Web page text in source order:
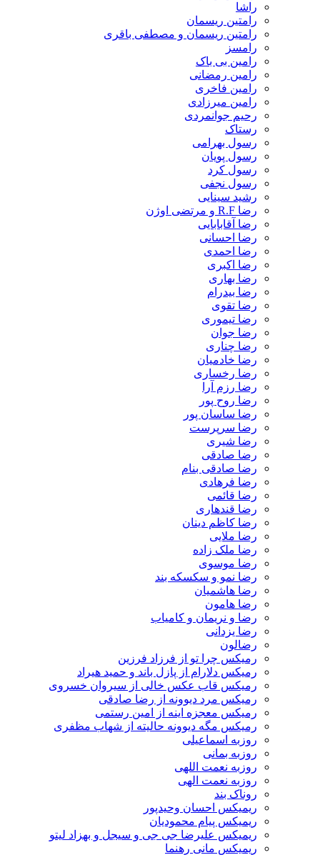
رامتین ریسمان
رامتین ریسمان و مصطفی باقری
رامسز
رامین بی باک
رامین رمضانی
رامین فاخری
رامین میرزادی
رحیم جوانمردی
رستاک
رسول بهرامی
رسول پویان
رسول کرد
رسول نجفی
رشید سینایی
رضا آقابابایی
رضا احسانی
رضا احمدی
رضا اکبری
رضا بهاری
رضا بیدرام
رضا تقوی
رضا تیموری
رضا جوان
رضا چناری
رضا خادمیان
رضا رخساری
رضا رزم آرا
رضا روح پور
رضا ساسان پور
رضا سرپرست
رضا شیری
رضا صادقی
رضا صادقی بنام
رضا فرهادی
رضا قائمی
رضا قندهاری
رضا کاظم دینان
رضا ملایی
رضا ملک زاده
رضا موسوی
رضا نمو و سکسکه بند
رضا هاشمیان
رضا هامون
رضا و نریمان و کامیاب
رضا یزدانی
رضالون
رمیکس چرا تو از فرزاد فرزین
رمیکس دلارام از پازل باند و حمید هیراد
رمیکس قاب عکس خالی از سیروان خسروی
رمیکس مرد دیوونه از رضا صادقی
رمیکس معجزه اینه از امین رستمی
رمیکس مگه دیوونه حالیته از شهاب مظفری
روزبه اسماعیلی
روزبه بمانی
روزبه نعمت اللهی
روزبه نعمت الهی
روناک بند
ریمیکس احسان وحیدپور
ریمیکس پیام محمودیان
ریمیکس علیرضا جی جی و سیجل و بهزاد لیتو
ریمیکس مانی رهنما